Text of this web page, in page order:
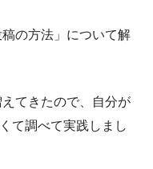
の方法」について解
てきたので、自分が
て調べて実践しまし